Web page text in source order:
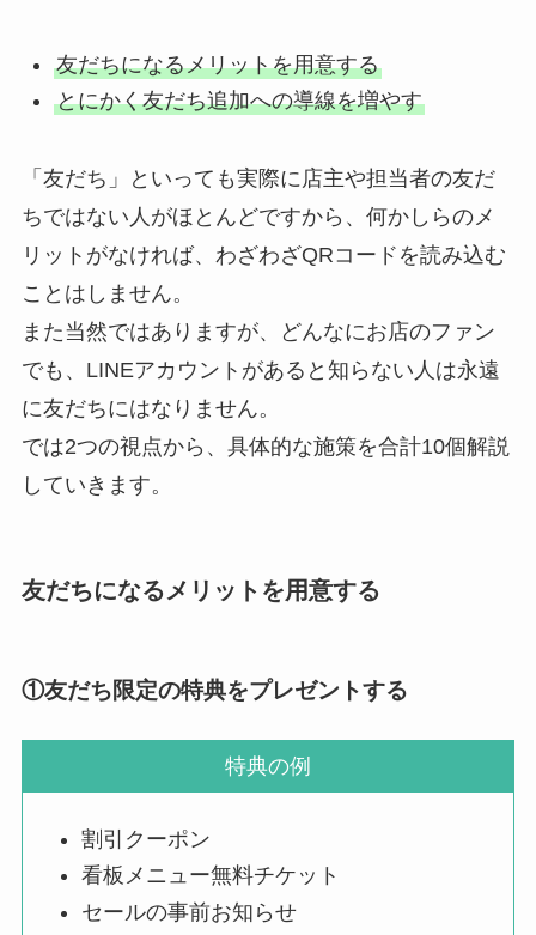
友だちになるメリットを用意する
とにかく友だち追加への導線を増やす
「友だち」といっても実際に店主や担当者の友だ
ちではない人がほとんどですから、何かしらのメ
リットがなければ、わざわざQRコードを読み込む
ことはしません。
また当然ではありますが、どんなにお店のファン
でも、LINEアカウントがあると知らない人は永遠
に友だちにはなりません。
では2つの視点から、具体的な施策を合計10個解説
していきます。
友だちになるメリットを用意する
①友だち限定の特典をプレゼントする
特典の例
割引クーポン
看板メニュー無料チケット
セールの事前お知らせ